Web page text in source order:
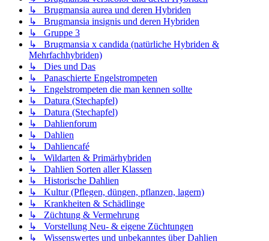
↳ Brugmansia aurea und deren Hybriden
↳ Brugmansia insignis und deren Hybriden
↳ Gruppe 3
↳ Brugmansia x candida (natürliche Hybriden &
Mehrfachhybriden)
↳ Dies und Das
↳ Panaschierte Engelstrompeten
↳ Engelstrompeten die man kennen sollte
↳ Datura (Stechapfel)
↳ Datura (Stechapfel)
↳ Dahlienforum
↳ Dahlien
↳ Dahliencafé
↳ Wildarten & Primärhybriden
↳ Dahlien Sorten aller Klassen
↳ Historische Dahlien
↳ Kultur (Pflegen, düngen, pflanzen, lagern)
↳ Krankheiten & Schädlinge
↳ Züchtung & Vermehrung
↳ Vorstellung Neu- & eigene Züchtungen
↳ Wissenswertes und unbekanntes über Dahlien